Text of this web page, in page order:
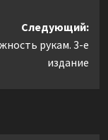
Следующий:
рукам. 3-е
издание